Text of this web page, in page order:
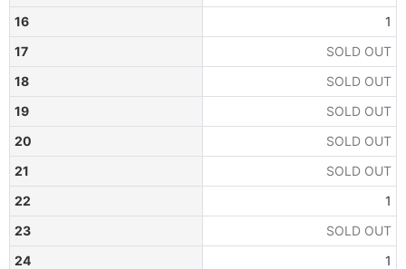
16
1
17
SOLD OUT
18
SOLD OUT
19
SOLD OUT
20
SOLD OUT
21
SOLD OUT
22
1
23
SOLD OUT
24
1